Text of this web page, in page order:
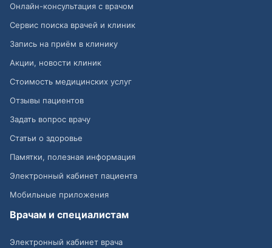
Онлайн-консультация с врачом
Сервис поиска врачей и клиник
Запись на приём в клинику
Акции, новости клиник
Стоимость медицинских услуг
Отзывы пациентов
Задать вопрос врачу
Статьи о здоровье
Памятки, полезная информация
Электронный кабинет пациента
Мобильные приложения
Врачам и специалистам
Электронный кабинет врача